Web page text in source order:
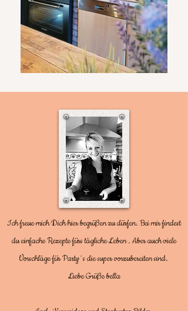
Ich freue mich Dich hier begrüßen zu dürfen. Bei mir findest
du einfache Rezepte fürs tägliche Leben . Aber auch viele
Vorschläge für Party´s die super vorzubereiten sind.
Liebe Grüße bella